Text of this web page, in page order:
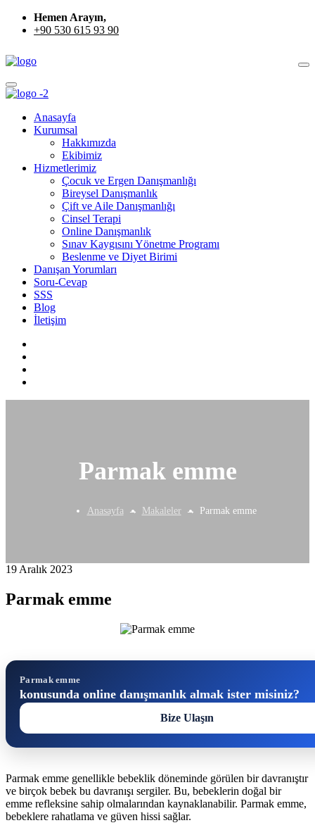
Hemen Arayın,
+90 530 615 93 90
Anasayfa
Kurumsal
Hakkımızda
Ekibimiz
Hizmetlerimiz
Çocuk ve Ergen Danışmanlığı
Bireysel Danışmanlık
Çift ve Aile Danışmanlığı
Cinsel Terapi
Online Danışmanlık
Sınav Kaygısını Yönetme Programı
Beslenme ve Diyet Birimi
Danışan Yorumları
Soru-Cevap
SSS
Blog
İletişim
Parmak emme
Anasayfa Makaleler Parmak emme
19 Aralık 2023
Parmak emme
Parmak emme
konusunda online danışmanlık almak ister misiniz?
Bize Ulaşın
Parmak emme genellikle bebeklik döneminde görülen bir davranıştır
ve birçok bebek bu davranışı sergiler. Bu, bebeklerin doğal bir
emme refleksine sahip olmalarından kaynaklanabilir. Parmak emme,
bebeklere rahatlama ve güven hissi sağlar.